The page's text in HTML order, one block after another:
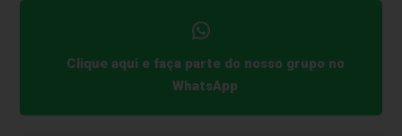
Clique aqui e faça parte do nosso grupo no
WhatsApp